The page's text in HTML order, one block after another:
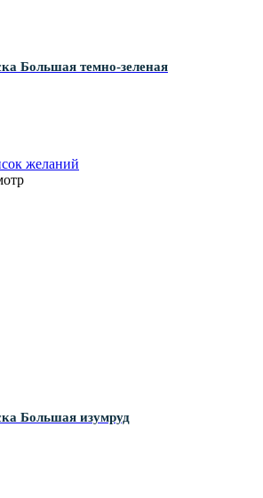
Большая темно-зеленая
желаний
Большая изумруд